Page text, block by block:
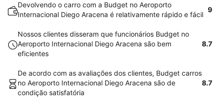
Devolvendo o carro com a Budget no Aeroporto
Internacional Diego Aracena é relativamente rápido e fácil
9
Nossos clientes disseram que funcionários Budget no
Aeroporto Internacional Diego Aracena são bem
eficientes
8.7
De acordo com as avaliações dos clientes, Budget carros
no Aeroporto Internacional Diego Aracena são de
condição satisfatória
8.7